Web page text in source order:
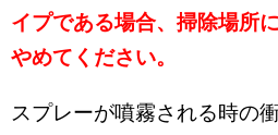
イプである場合、掃除場所
やめてください。
スプレーが噴霧される時の